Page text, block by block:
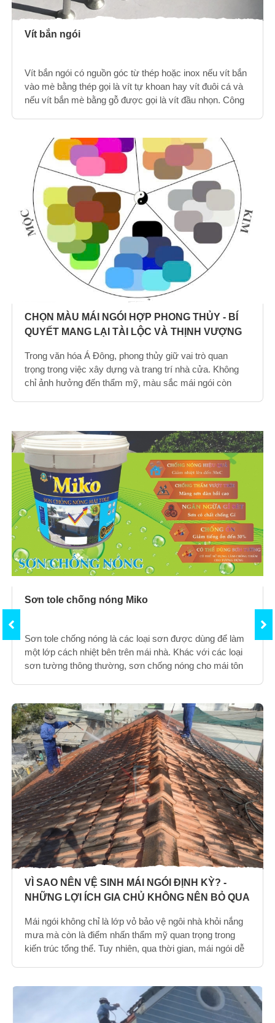
Vít bắn ngói
Vít bắn ngói có nguồn góc từ thép hoặc inox nếu vít bắn
vào mè bằng thép gọi là vít tự khoan hay vít đuôi cá và
nếu vít bắn mè bằng gỗ được gọi là vít đầu nhọn. Công
CHỌN MÀU MÁI NGÓI HỢP PHONG THỦY - BÍ
QUYẾT MANG LẠI TÀI LỘC VÀ THỊNH VƯỢNG
Trong văn hóa Á Đông, phong thủy giữ vai trò quan
trọng trong việc xây dựng và trang trí nhà cửa. Không
chỉ ảnh hưởng đến thẩm mỹ, màu sắc mái ngói còn
Sơn tole chống nóng Miko
Sơn tole chống nóng là các loại sơn được dùng để làm
một lớp cách nhiệt bên trên mái nhà. Khác với các loại
sơn tường thông thường, sơn chống nóng cho mái tôn
VÌ SAO NÊN VỆ SINH MÁI NGÓI ĐỊNH KỲ? -
NHỮNG LỢI ÍCH GIA CHỦ KHÔNG NÊN BỎ QUA
Mái ngói không chỉ là lớp vỏ bảo vệ ngôi nhà khỏi nắng
mưa mà còn là điểm nhấn thẩm mỹ quan trọng trong
kiến trúc tổng thể. Tuy nhiên, qua thời gian, mái ngói dễ
chúng ta nên vệ sinh mái ngói định kỳ?